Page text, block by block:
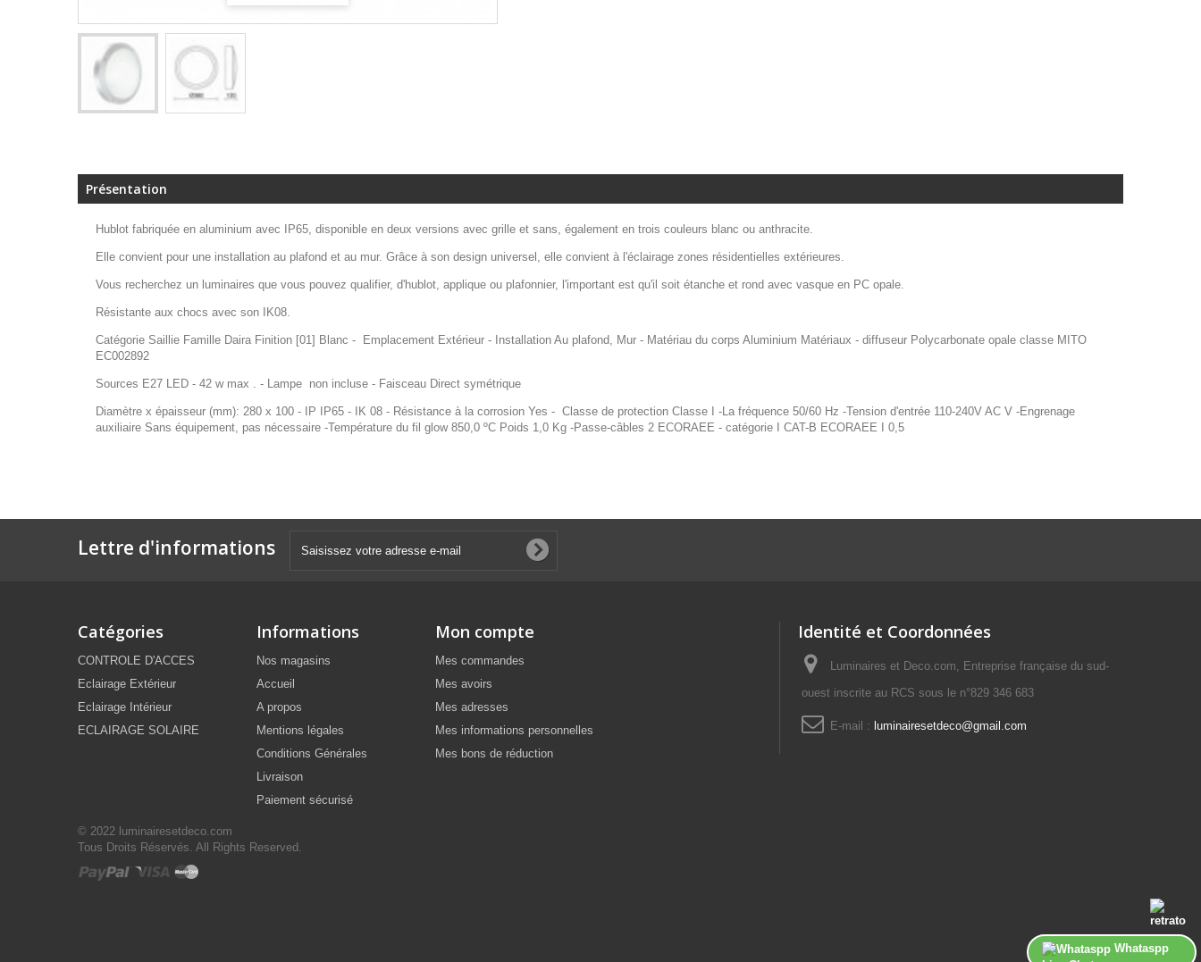
Présentation
Hublot fabriquée en aluminium avec IP65, disponible en deux versions avec grille et sans, également en trois couleurs blanc ou anthracite.
Elle convient pour une installation au plafond et au mur. Grâce à son design universel, elle convient à l'éclairage zones résidentielles extérieures.
Vous recherchez un luminaires que vous pouvez qualifier, d'hublot, applique ou plafonnier, l'important est qu'il soit étanche et rond avec vasque en PC opale.
Résistante aux chocs avec son IK08.
Catégorie Saillie Famille Daira Finition [01] Blanc - Emplacement Extérieur - Installation Au plafond, Mur - Matériau du corps Aluminium Matériaux - diffuseur Polycarbonate opale classe MITO
EC002892
Sources E27 LED - 42 w max . - Lampe non incluse - Faisceau Direct symétrique
Diamètre x épaisseur (mm): 280 x 100 - IP IP65 - IK 08 - Résistance à la corrosion Yes - Classe de protection Classe I -La fréquence 50/60 Hz -Tension d'entrée 110-240V AC V -Engrenage
auxiliaire Sans équipement, pas nécessaire -Température du fil glow 850,0 ºC Poids 1,0 Kg -Passe-câbles 2 ECORAEE - catégorie I CAT-B ECORAEE I 0,5
Lettre d'informations
Catégories
CONTROLE D'ACCES
Eclairage Extérieur
Eclairage Intérieur
ECLAIRAGE SOLAIRE
Informations
Nos magasins
Accueil
A propos
Mentions légales
Conditions Générales
Livraison
Paiement sécurisé
Mon compte
Mes commandes
Mes avoirs
Mes adresses
Mes informations personnelles
Mes bons de réduction
Identité et Coordonnées
Luminaires et Deco.com, Entreprise française du sud-
ouest inscrite au RCS sous le n°829 346 683
E-mail : luminairesetdeco@gmail.com
Whataspp
© 2022 luminairesetdeco.com
Tous Droits Réservés. All Rights Reserved.